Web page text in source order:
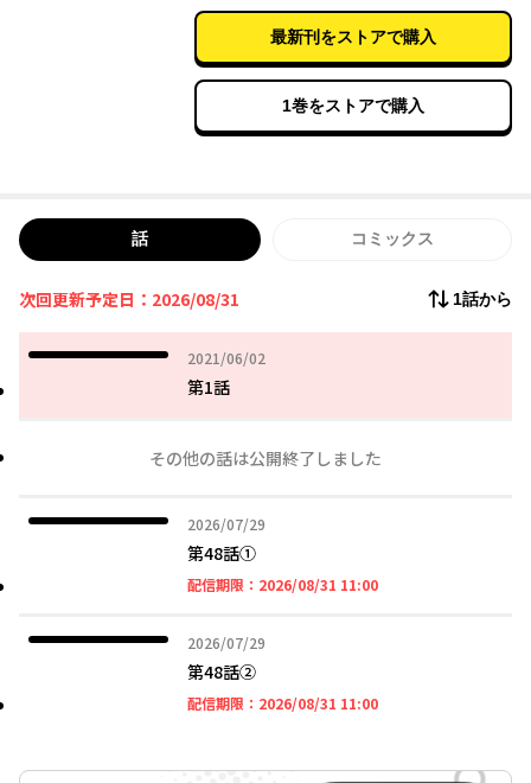
最新刊をストアで購入
1巻をストアで購入
話 コミックス
次回更新予定日：2026/08/31 1話から
2021/06/02
2021年06月02日
第1話
その他の話は公開終了しました
2026/07/29
2026年07月29日
第48話①
配信期限： 2026/08/31 11:002026年08月31日 11時
2026/07/29
2026年07月29日
第48話➁
配信期限： 2026/08/31 11:002026年08月31日 11時